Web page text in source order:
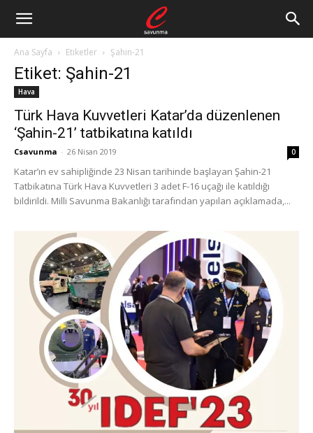
Ana Sayfa Etiketler Şahin-21
Etiket: Şahin-21
Hava
Türk Hava Kuvvetleri Katar’da düzenlenen
‘Şahin-21’ tatbikatına katıldı
Csavunma - 26 Nisan 2019 0
Katar’ın ev sahipliğinde 23 Nisan tarihinde başlayan Şahin-21
Tatbikatına Türk Hava Kuvvetleri 3 adet F-16 uçağı ile katıldığı
bildirildi. Milli Savunma Bakanlığı tarafından yapılan açıklamada,...